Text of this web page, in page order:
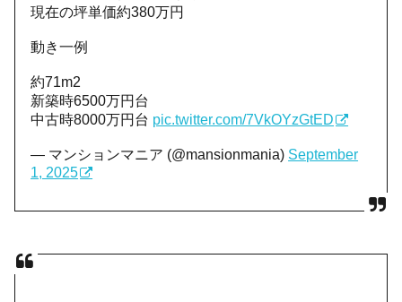
現在の坪単価約380万円
動き一例
約71m2
新築時6500万円台
中古時8000万円台 pic.twitter.com/7VkOYzGtED
— マンションマニア (@mansionmania) September
1, 2025